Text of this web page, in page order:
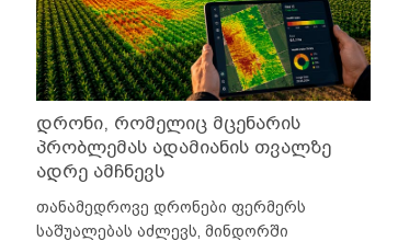
დრონი, რომელიც მცენარის
პრობლემას ადამიანის თვალზე
ადრე ამჩნევს
თანამედროვე დრონები ფერმერს
საშუალებას აძლევს, მინდორში